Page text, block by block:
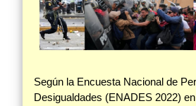
Según la Encuesta Nacional de
Desigualdades (ENADES 2022)